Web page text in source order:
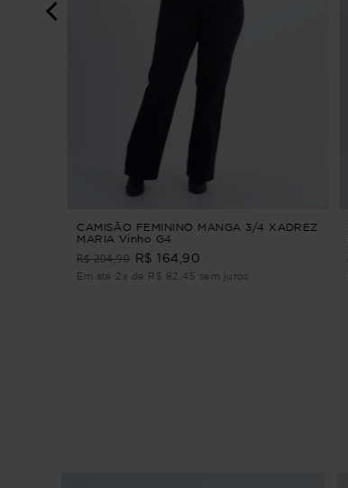
CAMISÃO FEMININO MANGA 3/4 XADREZ
MARIA Vinho G4
R$ 204,90 R$ 164,90
Em até 2x de R$ 82,45 sem juros